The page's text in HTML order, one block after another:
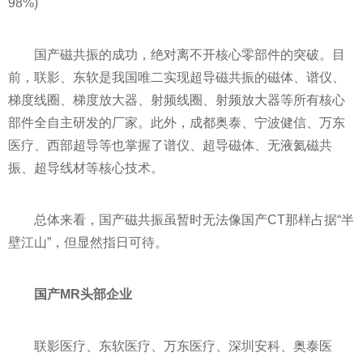
98%)
国产磁共振的成功，绝对离不开核心零部件的突破。目
前，联影、东软是我国唯二实现超导磁共振的磁体、谱仪、
梯度线圈、梯度放大器、射频线圈、射频放大器等所有核心
部件全自主研发的厂家。此外，成都奥泰、宁波健信、万东
医疗、西部超导等也掌握了谱仪、超导磁体、无液氦磁共
振、超导线材等核心技术。
总体来看，国产磁共振虽暂时无法像国产CT那样占据“半
壁江山”，但显然指日可待。
国产MR头部企业
联影医疗、东软医疗、万东医疗、深圳安科、奥泰医